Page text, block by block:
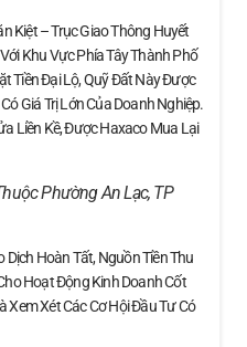
Kiệt – Trục Giao Thông Huyết
Khu Vực Phía Tây Thành Phố
Tiền Đại Lộ, Quỹ Đất Này Được
Giá Trị Lớn Của Doanh Nghiệp.
Liền Kề, Được Haxaco Mua Lại
Phường An Lạc, TP
Dịch Hoàn Tất, Nguồn Tiền Thu
Hoạt Động Kinh Doanh Cốt
Xem Xét Các Cơ Hội Đầu Tư Có